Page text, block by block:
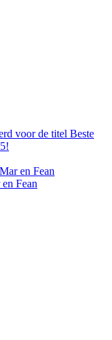
voor de titel Beste
en Fean
Fean